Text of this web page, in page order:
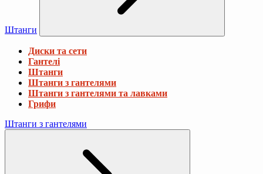
Штанги
Диски та сети
Гантелі
Штанги
Штанги з гантелями
Штанги з гантелями та лавками
Грифи
Штанги з гантелями